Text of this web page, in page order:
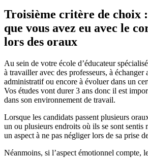
Troisième critère de choix
que vous avez eu avec le
lors des oraux
Au sein de votre école d’éducateur
à travailler avec des professeurs, à échanger
administratif ou encore à évoluer dans un
Vos études vont durer 3 ans donc il est
dans son environnement de travail.
Lorsque les candidats passent plusieurs
un ou plusieurs endroits où ils se sont sentis
un aspect à ne pas négliger lors de sa prise
Néanmoins, si l’aspect émotionnel compte,